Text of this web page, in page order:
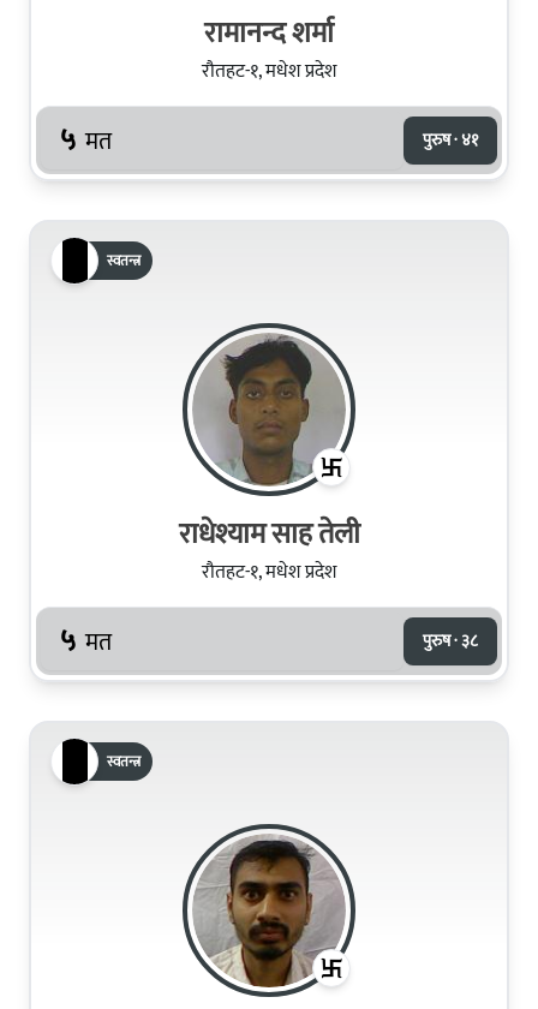
रामानन्द शर्मा
रौतहट-१, मधेश प्रदेश
५ मत पुरुष · ४१
स्वतन्त्र
राधेश्याम साह तेली
रौतहट-१, मधेश प्रदेश
५ मत पुरुष · ३८
स्वतन्त्र